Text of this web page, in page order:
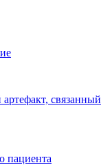
связанный
пациента